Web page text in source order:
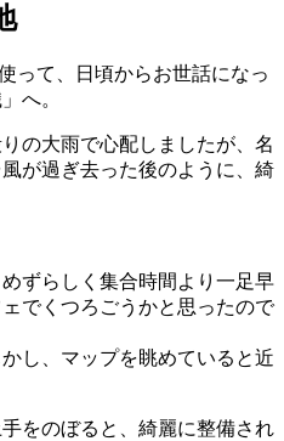
って、日頃からお世話になっ
へ。
の大雨で心配しましたが、名
が過ぎ去った後のように、綺
ずらしく集合時間より一足早
でくつろごうかと思ったので
し、マップを眺めていると近
をのぼると、綺麗に整備され